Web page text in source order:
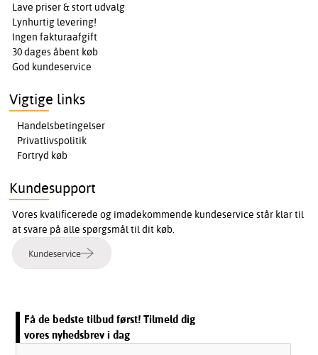
Lave priser & stort udvalg
Lynhurtig levering!
Ingen fakturaafgift
30 dages åbent køb
God kundeservice
Vigtige links
Handelsbetingelser
Privatlivspolitik
Fortryd køb
Kundesupport
Vores kvalificerede og imødekommende kundeservice står klar til
at svare på alle spørgsmål til dit køb.
Kundeservice
Få de bedste tilbud først! Tilmeld dig
vores nyhedsbrev i dag